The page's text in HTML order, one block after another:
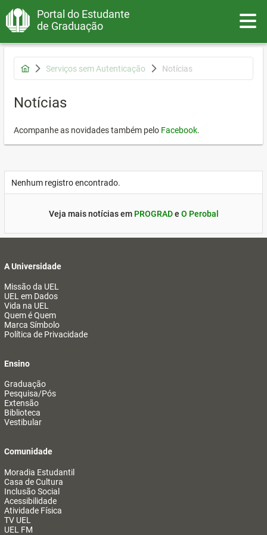
Portal do Estudante
de Graduação
Serviços sem Autenticação Notícias
Notícias
Acompanhe as novidades também pelo Facebook.
Nenhum registro encontrado.
Veja mais notícias em PROGRADe O Perobal
A Universidade
Missão da UEL
UEL em Dados
Vida na UEL
Quem é Quem
Marca Símbolo
Política de Privacidade
Ensino
Graduação
Pesquisa/Pós
Extensão
Biblioteca
Vestibular
Comunidade
Moradia Estudantil
Casa de Cultura
Inclusão Social
Acessibilidade
Atividade Física
TV UEL
UEL FM